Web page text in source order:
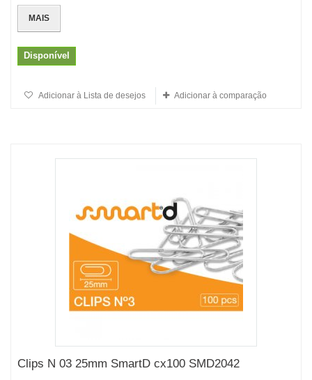
MAIS
Disponível
Adicionar à Lista de desejos Adicionar à comparação
Clips N 03 25mm SmartD cx100 SMD2042